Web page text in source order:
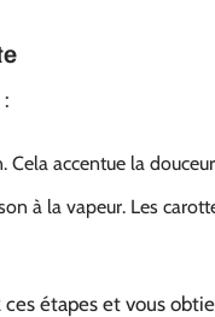
Cela accentue la
à la vapeur. Les
étapes et vous